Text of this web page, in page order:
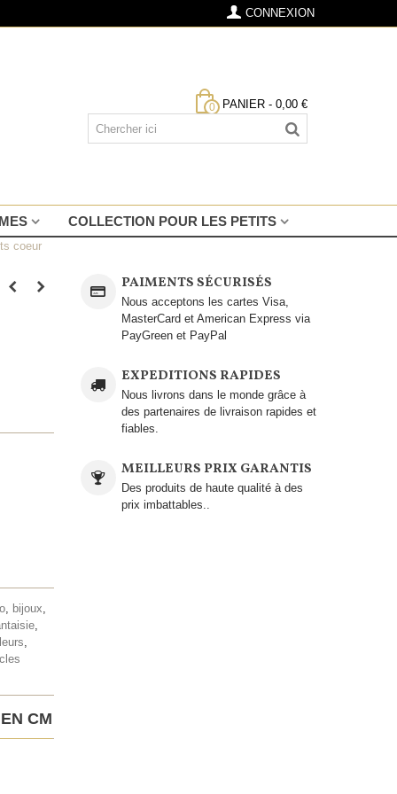
CONNEXION
0 PANIER - 0,00 €
COLLECTION POUR LES PETITS
coeur
, bijoux,
,
,
CM
PAIMENTS SÉCURISÉS
Nous acceptons les cartes Visa,
MasterCard et American Express via
PayGreen et PayPal
EXPEDITIONS RAPIDES
Nous livrons dans le monde grâce à
des partenaires de livraison rapides et
fiables.
MEILLEURS PRIX GARANTIS
Des produits de haute qualité à des
prix imbattables..